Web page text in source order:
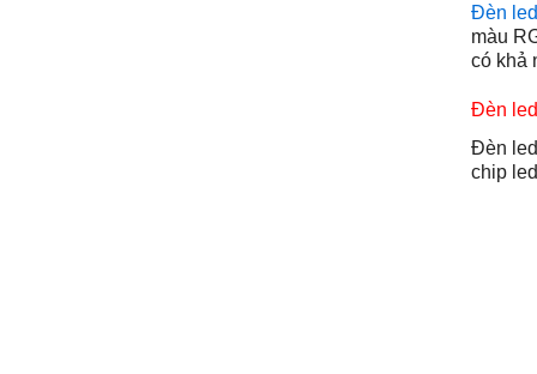
Đèn
màu
có khả
Đèn
Đèn
chip